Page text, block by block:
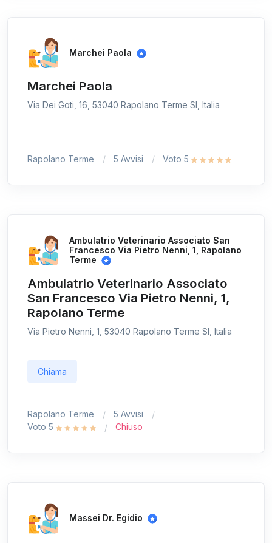
Marchei Paola
Marchei Paola
Via Dei Goti, 16, 53040 Rapolano Terme SI, Italia
Rapolano Terme 5 Avvisi Voto 5
Ambulatrio Veterinario Associato San
Francesco Via Pietro Nenni, 1, Rapolano
Terme
Ambulatrio Veterinario Associato
San Francesco Via Pietro Nenni, 1,
Rapolano Terme
Via Pietro Nenni, 1, 53040 Rapolano Terme SI, Italia
Chiama
Rapolano Terme
5 Avvisi
Voto 5
Chiuso
Massei Dr. Egidio